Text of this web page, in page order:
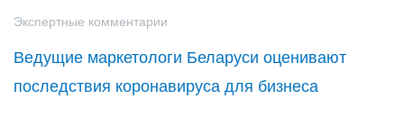
Экспертные комментарии
Ведущие маркетологи Беларуси оценивают
последствия коронавируса для бизнеса